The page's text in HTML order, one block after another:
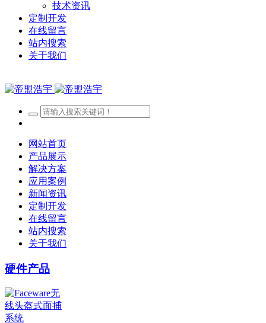
技术资讯
定制开发
在线留言
站内搜索
关于我们
网站首页
产品展示
解决方案
应用案例
新闻资讯
定制开发
在线留言
站内搜索
关于我们
硬件产品